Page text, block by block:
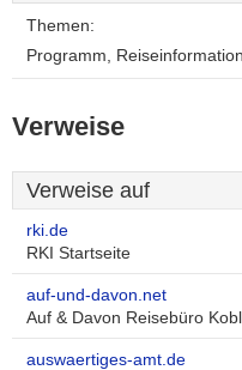
Themen:
Programm,
Verweise
Verweise auf
rki.de
RKI Startseite
auf-und-davon.net
Auf & Davon Reisebüro
auswaertiges-amt.de